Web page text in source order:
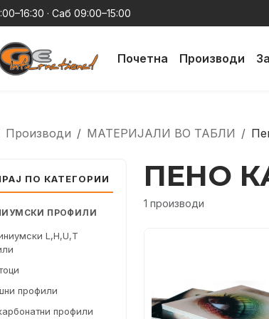
· Саб 09:00–15:00
Почетна Производи
Производи МАТЕРИЈАЛИ ВО ТАБЛИ
ПО КАТЕГОРИИ
ПРОФИЛИ
L,H,U,T
профили
профили
ПЕНО
1 производи